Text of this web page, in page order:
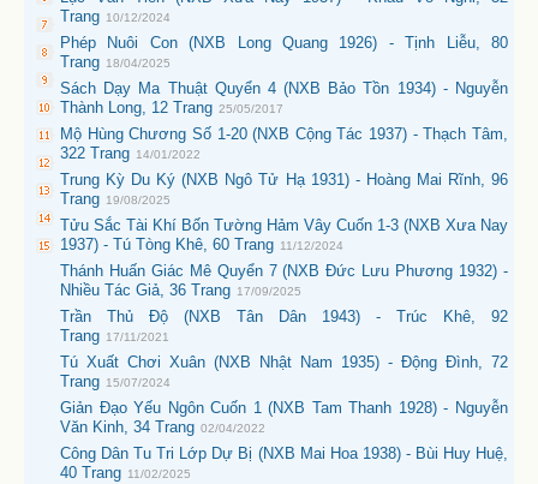
Trang 10/12/2024
Phép Nuôi Con (NXB Long Quang 1926) - Tịnh Liễu, 80
Trang 18/04/2025
Sách Dạy Ma Thuật Quyển 4 (NXB Bảo Tồn 1934) - Nguyễn
Thành Long, 12 Trang 25/05/2017
Mộ Hùng Chương Số 1-20 (NXB Cộng Tác 1937) - Thạch Tâm,
322 Trang 14/01/2022
Trung Kỳ Du Ký (NXB Ngô Tử Hạ 1931) - Hoàng Mai Rĩnh, 96
Trang 19/08/2025
Tửu Sắc Tài Khí Bốn Tường Hảm Vây Cuốn 1-3 (NXB Xưa Nay
1937) - Tú Tòng Khê, 60 Trang 11/12/2024
Thánh Huấn Giác Mê Quyển 7 (NXB Đức Lưu Phương 1932) -
Nhiều Tác Giả, 36 Trang 17/09/2025
Trần Thủ Độ (NXB Tân Dân 1943) - Trúc Khê, 92
Trang 17/11/2021
Tú Xuất Chơi Xuân (NXB Nhật Nam 1935) - Động Đình, 72
Trang 15/07/2024
Giản Đạo Yếu Ngôn Cuốn 1 (NXB Tam Thanh 1928) - Nguyễn
Văn Kinh, 34 Trang 02/04/2022
Công Dân Tu Tri Lớp Dự Bị (NXB Mai Hoa 1938) - Bùi Huy Huệ,
40 Trang 11/02/2025